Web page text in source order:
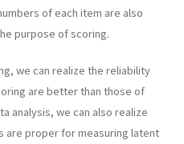
of each item are also
purpose of scoring.
we can realize the reliability
are better than those of
analysis, we can also realize
are proper for measuring latent